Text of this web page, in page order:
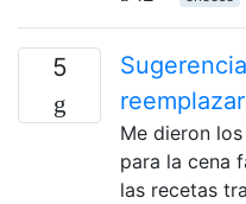
5
Me dieron
para la cena
las recetas